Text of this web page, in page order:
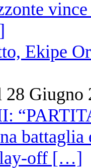
Ekipe
Giugno